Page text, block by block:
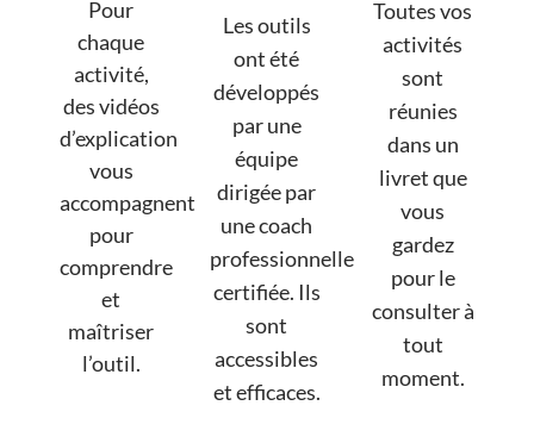
Pour
chaque
activité,
des vidéos
d’explication
vous
accompagnent
pour
comprendre
et
maîtriser
l’outil.
Les outils
ont été
développés
par une
équipe
dirigée par
une coach
professionnelle
certifiée. Ils
sont
accessibles
et efficaces.
Toutes vos
activités
sont
réunies
dans un
livret que
vous
gardez
pour le
consulter à
tout
moment.